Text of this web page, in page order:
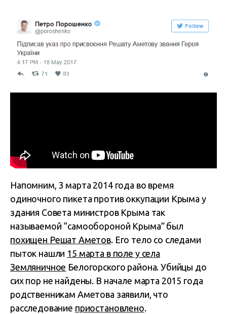
Напомним, 3 марта 2014 года во время
одиночного пикета против оккупации Крыма у
здания Совета министров Крыма так
называемой “самообороной Крыма” был
похищен Решат Аметов. Его тело со следами
пыток нашли 15 марта в поле у села
Земляничное Белогорского района. Убийцы до
сих пор не найдены. В начале марта 2015 года
родственникам Аметова заявили, что
расследование приостановлено.